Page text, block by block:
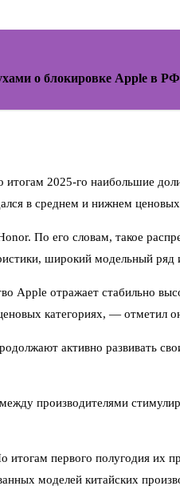
о блокировке Apple в РФ
2025-го наибольшие
в среднем и нижнем
По его словам, такое
широкий модельный
отражает стабильно
категориях, — отметил
активно развивать
производителями
первого полугодия их
моделей китайских